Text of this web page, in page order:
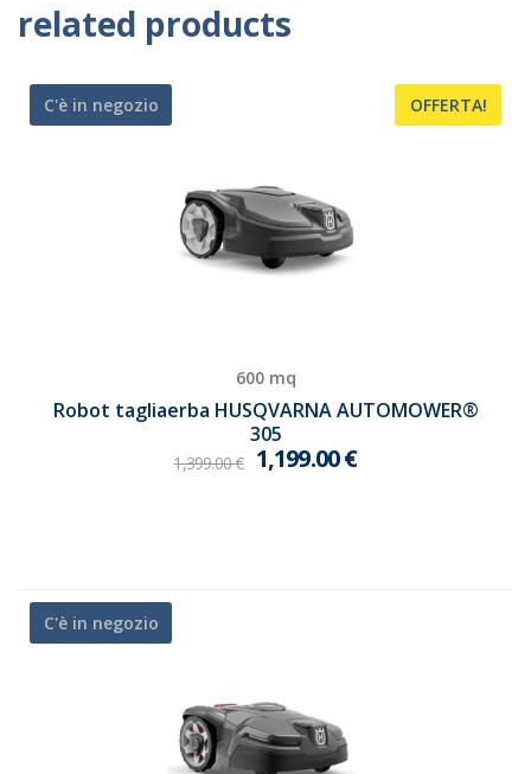
related products
C'è in negozio OFFERTA!
600 mq
Robot tagliaerba HUSQVARNA AUTOMOWER®
305
1,399.00€ 1,199.00€
C'è in negozio